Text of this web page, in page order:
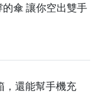
傘 讓你空出雙手
，還能幫手機充